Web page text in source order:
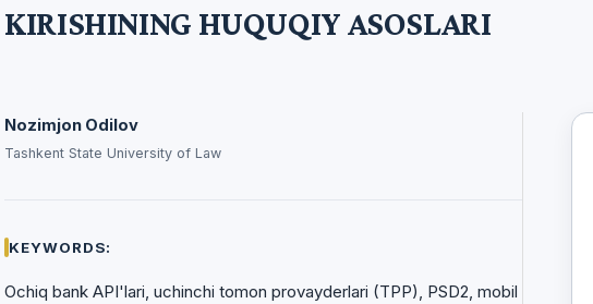
KIRISHINING HUQUQIY ASOSLARI
Nozimjon Odilov
Tashkent State University of Law
KEYWORDS:
Ochiq bank API'lari, uchinchi tomon provayderlari (TPP), PSD2, mobil